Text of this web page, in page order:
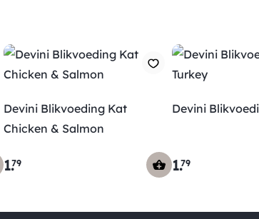
Devini Blikvoeding Kat
Chicken & Salmon
1.79
Devini
1.79